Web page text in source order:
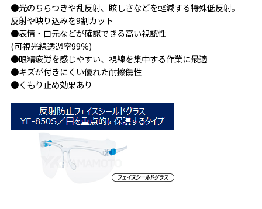
●光のちらつきや乱反射、眩しさなどを軽減する特殊低反射。
反射や映り込みを9割カット
●表情・口元などが確認できる高い視認性
(可視光線透過率99％)
●眼精疲労を感じやすい、視線を集中する作業に最適
●キズが付きにくい優れた耐擦傷性
●くもり止め効果あり